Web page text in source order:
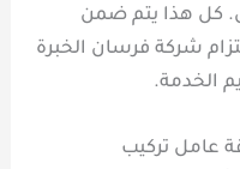
كل هذا يتم ضمن
شركة فرسان الخبرة
الخدمة.
عامل تركيب